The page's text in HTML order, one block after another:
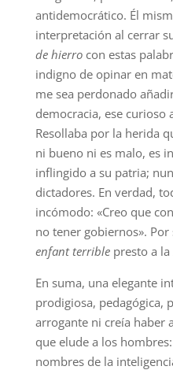
antidemocrático. Él
interpretación al cerrar
de hierrocon estas
indigno de opinar en
me sea perdonado
democracia, ese curioso
Resollaba por la herida
ni bueno ni es malo, es
inflingido a su patria;
dictadores. En verdad,
incómodo: «Creo que
no tener gobiernos».
enfant terriblepresto a la
En suma, una elegante
prodigiosa, pedagógica,
arrogante ni creía haber
que elude a los
nombres de la